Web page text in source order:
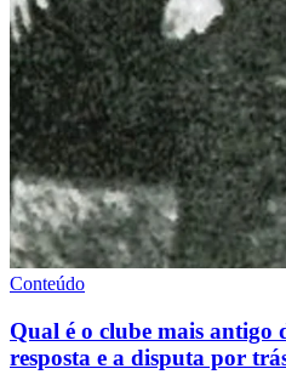
Conteúdo
Qual é o clube mais
resposta e a disputa por